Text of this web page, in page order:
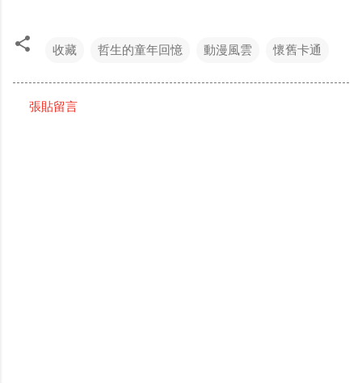
收藏 哲生的童年回憶 動漫風雲 懷舊卡通
張貼留言